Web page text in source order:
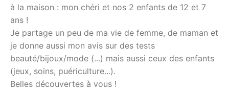
à la maison : mon chéri et nos 2 enfants de 12 et 7
ans !
Je partage un peu de ma vie de femme, de maman et
je donne aussi mon avis sur des tests
beauté/bijoux/mode (...) mais aussi ceux des enfants
(jeux, soins, puériculture...).
Belles découvertes à vous !